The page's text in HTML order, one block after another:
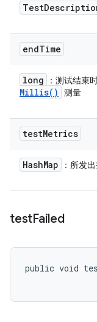
Test
endTime
long ：测试结束
Millis( ) 测量
testMetrics
HashMap ：所发
testFailed
public void